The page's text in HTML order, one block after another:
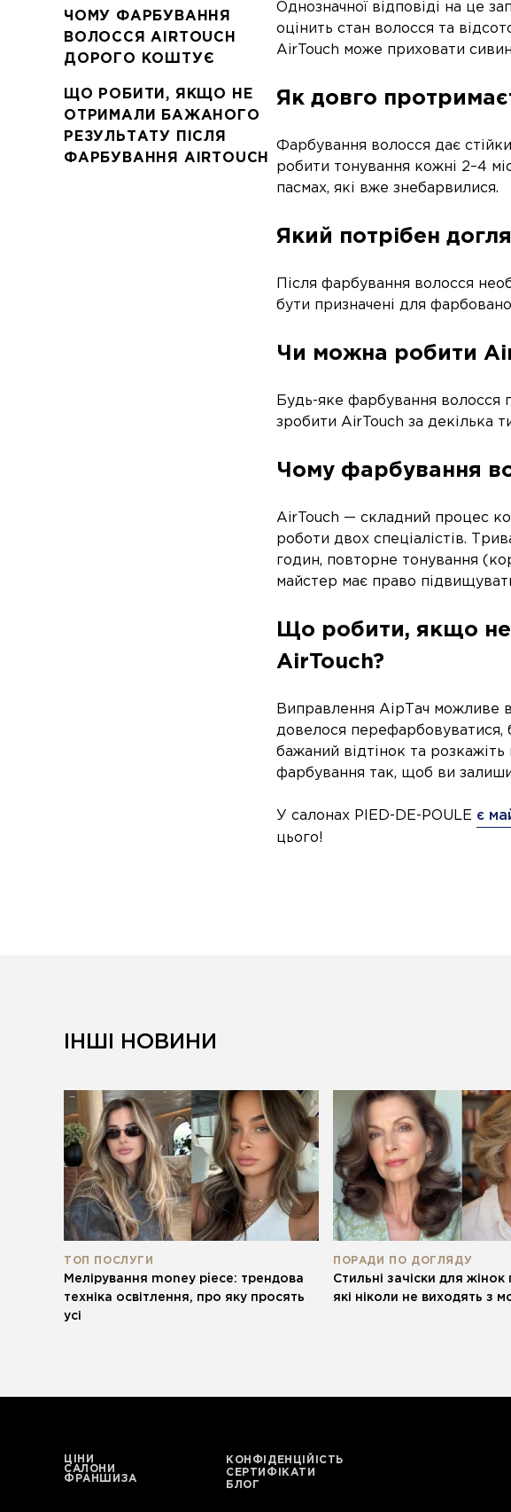
ЧОМУ ФАРБУВАННЯ
ВОЛОССЯ AIRTOUCH
ДОРОГО КОШТУЄ
ЩО РОБИТИ, ЯКЩО НЕ
ОТРИМАЛИ БАЖАНОГО
РЕЗУЛЬТАТУ ПІСЛЯ
ФАРБУВАННЯ AIRTOUCH
Однозначної відповіді на це
оцінить стан волосся та
AirTouch може приховати
Як довго
Фарбування волосся дає
робити тонування кожні 2–4
пасмах, які вже знебарвилися.
Який потрібен
Після фарбування волосся
бути призначені для
Чи можна робити
Будь-яке фарбування волосся
зробити AirTouch за декілька
Чому фарбування
AirTouch — складний процес
роботи двох спеціалістів.
годин, повторне тонування
майстер має право
Що робити, якщо не
AirTouch?
Виправлення АірТач можливе
довелося перефарбовуватися,
бажаний відтінок та
фарбування так, щоб ви
У салонах PIED-DE-POULE є
цього!
ІНШІ НОВИНИ
ТОП ПОСЛУГИ
Мелірування money piece: трендова
техніка освітлення, про яку просять
усі
ПОРАДИ ПО ДОГЛЯДУ
Стильні зачіски для жінок
які ніколи не виходять з
ЦІНИ
САЛОНИ
ФРАНШИЗА
КОНФІДЕНЦІЙІСТЬ
СЕРТИФІКАТИ
БЛОГ